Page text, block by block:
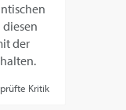
der
Kritik